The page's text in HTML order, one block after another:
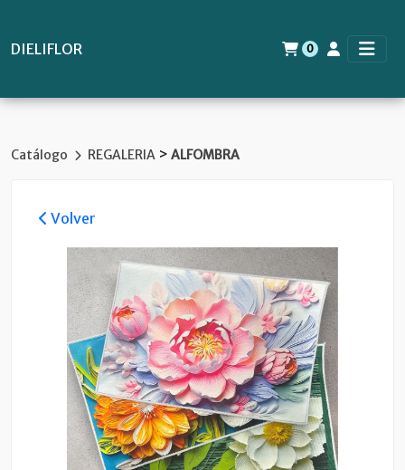
DIELIFLOR 0
Catálogo REGALERIA > ALFOMBRA
Volver